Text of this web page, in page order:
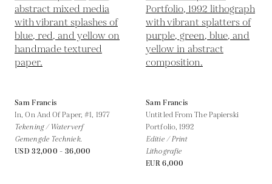
Sam Francis
In, On And Of Paper, #1, 1977
Tekening / Waterverf
Gemengde Techniek.
USD 32,000 - 36,000
Sam Francis
Untitled From The Papierski
Portfolio,1992
Editie / Print
Lithografie
EUR 6,000